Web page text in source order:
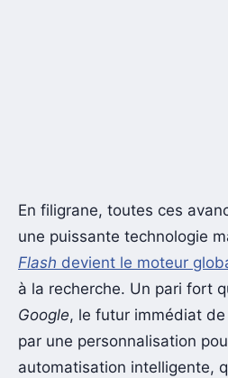
En filigrane, toutes ces
une puissante technologie
Flash devient le moteur
à la recherche. Un pari fort
Google, le futur immédiat de
par une personnalisation
automatisation intelligente,